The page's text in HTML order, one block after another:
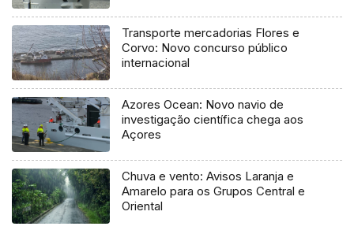
Transporte mercadorias Flores e
Corvo: Novo concurso público
internacional
Azores Ocean: Novo navio de
investigação científica chega aos
Açores
Chuva e vento: Avisos Laranja e
Amarelo para os Grupos Central e
Oriental